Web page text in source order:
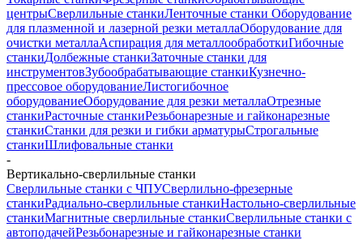
центрыСверлильные станкиЛенточные станки Оборудование
для плазменной и лазерной резки металлаОборудование для
очистки металлаАспирация для металлообработкиГибочные
станкиДолбежные станкиЗаточные станки для
инструментовЗубообрабатывающие станкиКузнечно-
прессовое оборудованиеЛистогибочное
оборудованиеОборудование для резки металлаОтрезные
станкиРасточные станкиРезьбонарезные и гайконарезные
станкиСтанки для резки и гибки арматурыСтрогальные
станкиШлифовальные станки
-
Вертикально-сверлильные станки
Сверлильные станки с ЧПУСверлильно-фрезерные
станкиРадиально-сверлильные станкиНастольно-сверлильные
станкиМагнитные сверлильные станкиСверлильные станки с
автоподачейРезьбонарезные и гайконарезные станки